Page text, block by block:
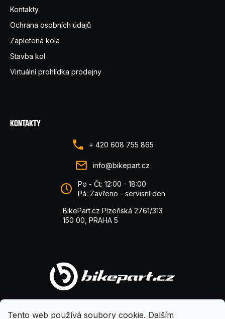
Tento web používá soubory cookie. Dalším
Kontakty
Ochrana osobních údajů
Zapletená kola
Stavba kol
Virtuální prohlídka prodejny
KONTAKTY
+ 420 608 755 865
info@bikepart.cz
Po - Čt: 12:00 - 18:00
Pá: Zavřeno - servisní den
BikePart.cz Plzeňská 2761/313
150 00, PRAHA 5